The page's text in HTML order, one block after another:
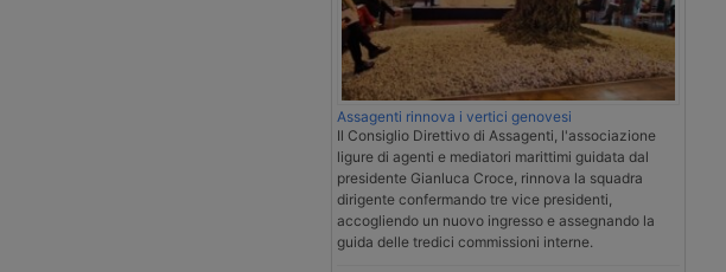
Assagenti rinnova i vertici genovesi
Il Consiglio Direttivo di Assagenti, l'associazione
ligure di agenti e mediatori marittimi guidata dal
presidente Gianluca Croce, rinnova la squadra
dirigente confermando tre vice presidenti,
accogliendo un nuovo ingresso e assegnando la
guida delle tredici commissioni interne.